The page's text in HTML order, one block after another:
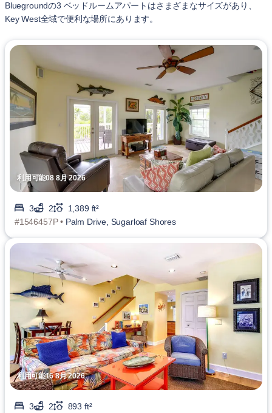
Bluegroundの3 ベッドルームアパートはさまざまなサイズがあり、
Key West全域で便利な場所にあります。
利用可能08 8月 2026
3 2
1,389 ft²
#1546457P • Palm Drive, Sugarloaf Shores
利用可能16 8月 2026
3 2
893 ft²